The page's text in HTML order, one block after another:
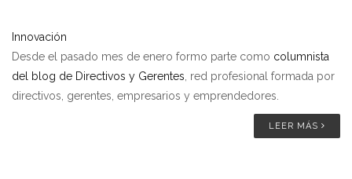
Innovación
Desde el pasado mes de enero formo parte como columnista
del blog de Directivos y Gerentes , red profesional formada por
directivos, gerentes, empresarios y emprendedores.
LEER MÁS